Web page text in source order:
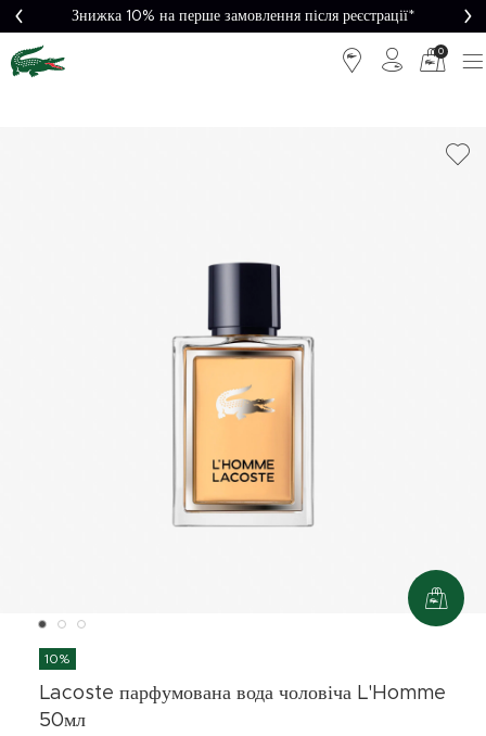
Знижка 10% на перше замовлення після реєстрації*
0
10%
Lacoste парфумована вода чоловіча L'Homme
50мл
доставка від
5000₴*